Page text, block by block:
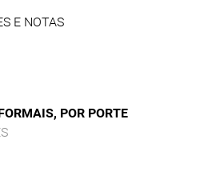
E NOTAS
POR PORTE